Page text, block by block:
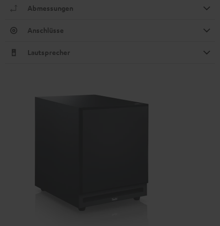
Abmessungen
Anschlüsse
Lautsprecher